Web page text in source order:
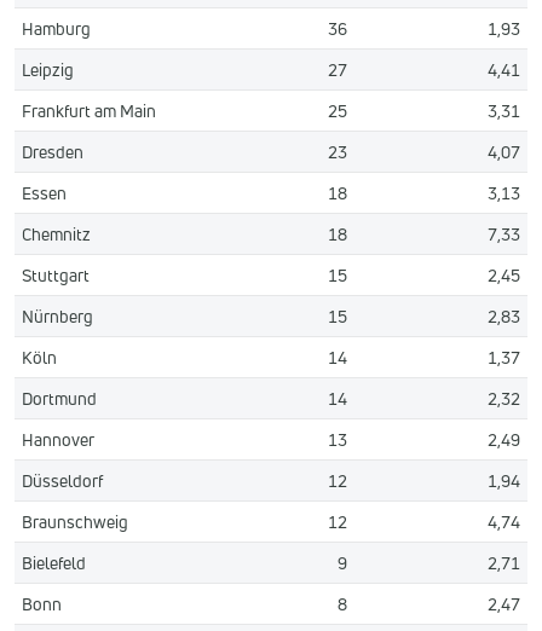
Hamburg
36
1,93
Leipzig
27
4,41
Frankfurt am Main
25
3,31
Dresden
23
4,07
Essen
18
3,13
Chemnitz
18
7,33
Stuttgart
15
2,45
Nürnberg
15
2,83
Köln
14
1,37
Dortmund
14
2,32
Hannover
13
2,49
Düsseldorf
12
1,94
Braunschweig
12
4,74
Bielefeld
9
2,71
Bonn
8
2,47